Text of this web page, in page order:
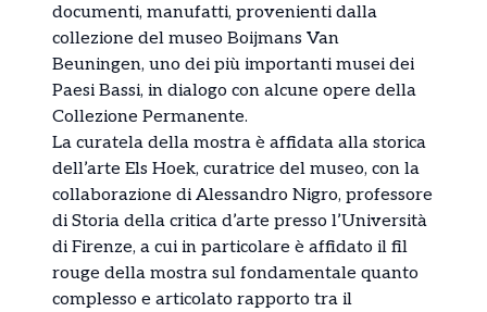
documenti, manufatti, provenienti dalla
collezione del museo Boijmans Van
Beuningen, uno dei più importanti musei dei
Paesi Bassi, in dialogo con alcune opere della
Collezione Permanente.
La curatela della mostra è affidata alla storica
dell’arte Els Hoek, curatrice del museo, con la
collaborazione di Alessandro Nigro, professore
di Storia della critica d’arte presso l’Università
di Firenze, a cui in particolare è affidato il fil
rouge della mostra sul fondamentale quanto
complesso e articolato rapporto tra il